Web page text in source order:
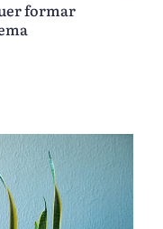
formar